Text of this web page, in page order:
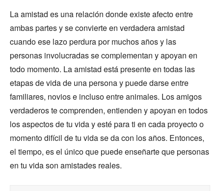
La amistad es una relación donde existe afecto entre
ambas partes y se convierte en verdadera amistad
cuando ese lazo perdura por muchos años y las
personas involucradas se complementan y apoyan en
todo momento. La amistad está presente en todas las
etapas de vida de una persona y puede darse entre
familiares, novios e incluso entre animales. Los amigos
verdaderos te comprenden, entienden y apoyan en todos
los aspectos de tu vida y esté para ti en cada proyecto o
momento difícil de tu vida se da con los años. Entonces,
el tiempo, es el único que puede enseñarte que personas
en tu vida son amistades reales.